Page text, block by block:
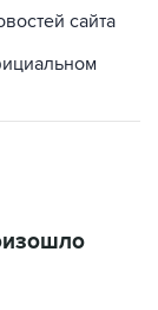
сайта